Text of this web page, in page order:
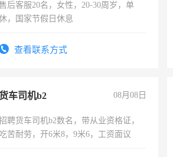
后客服20名，女性，20-30周岁，单
，国家节假日休息
查看联系方式
车司机b2 08月08日
聘货车司机b2数名，带从业资格证，
吃苦耐劳，开6米8，9米6，工资面议